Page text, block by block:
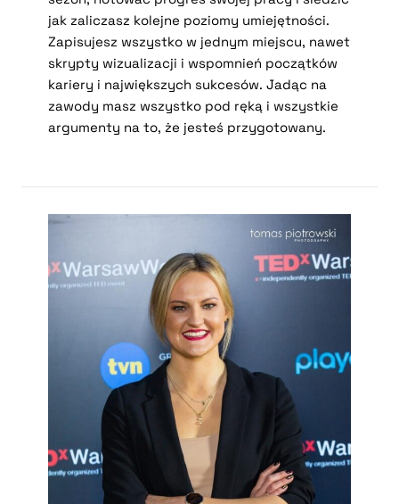
jak zaliczasz kolejne poziomy umiejętności.
Zapisujesz wszystko w jednym miejscu, nawet
skrypty wizualizacji i wspomnień początków
kariery i największych sukcesów. Jadąc na
zawody masz wszystko pod ręką i wszystkie
argumenty na to, że jesteś przygotowany.